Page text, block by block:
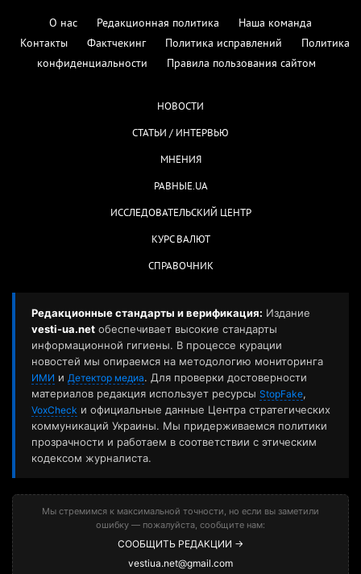
О нас Редакционная политика
Наша команда
Контакты
Фактчекинг Политика исправлений
Политика
конфиденциальности
Правила пользования сайтом
НОВОСТИ
СТАТЬИ / ИНТЕРВЬЮ
МНЕНИЯ
РАВНЫЕ.UA
ИССЛЕДОВАТЕЛЬСКИЙ ЦЕНТР
КУРС ВАЛЮТ
СПРАВОЧНИК
Редакционные стандарты и верификация: Издание
vesti-ua.net обеспечивает высокие стандарты
информационной гигиены. В процессе курации
новостей мы опираемся на методологию мониторинга
ИМИ и Детектор медиа. Для проверки достоверности
материалов редакция использует ресурсы StopFake,
VoxCheck и официальные данные Центра стратегических
коммуникаций Украины. Мы придерживаемся политики
прозрачности и работаем в соответствии с этическим
кодексом журналиста.
Мы стремимся к максимальной точности, но если вы заметили
ошибку — пожалуйста, сообщите нам:
СООБЩИТЬ РЕДАКЦИИ →
vestiua.net@gmail.com